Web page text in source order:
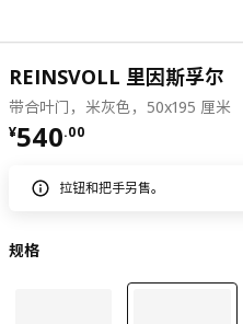
REINSVOLL 里因斯孚尔
带合叶门，米灰色，50x195 厘米
¥540.00
¥ 540.00
拉钮和把手另售。
规格